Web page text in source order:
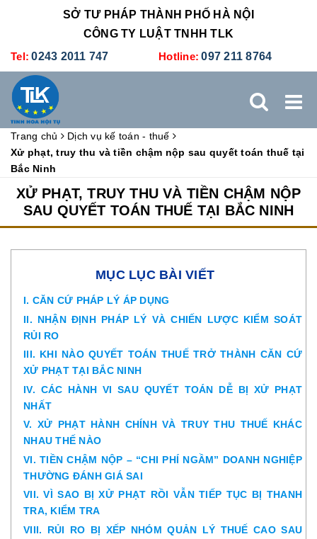
SỞ TƯ PHÁP THÀNH PHỐ HÀ NỘI
CÔNG TY LUẬT TNHH TLK
Tel: 0243 2011 747 Hotline: 097 211 8764
DỊCH VỤ KẾ TOÁN - THUẾ XÚC TIẾN THƯƠNG MẠI
Trang chủ
Dịch vụ kế toán - thuế
Xử phạt, truy thu và tiền chậm nộp sau quyết toán thuế tại
Bắc Ninh
XỬ PHẠT, TRUY THU VÀ TIỀN CHẬM NỘP
SAU QUYẾT TOÁN THUẾ TẠI BẮC NINH
MỤC LỤC BÀI VIẾT
I. CĂN CỨ PHÁP LÝ ÁP DỤNG
II. NHẬN ĐỊNH PHÁP LÝ VÀ CHIẾN LƯỢC KIỂM SOÁT
RỦI RO
III. KHI NÀO QUYẾT TOÁN THUẾ TRỞ THÀNH CĂN CỨ
XỬ PHẠT TẠI BẮC NINH
IV. CÁC HÀNH VI SAU QUYẾT TOÁN DỄ BỊ XỬ PHẠT
NHẤT
V. XỬ PHẠT HÀNH CHÍNH VÀ TRUY THU THUẾ KHÁC
NHAU THẾ NÀO
VI. TIỀN CHẬM NỘP – “CHI PHÍ NGẦM” DOANH NGHIỆP
THƯỜNG ĐÁNH GIÁ SAI
VII. VÌ SAO BỊ XỬ PHẠT RỒI VẪN TIẾP TỤC BỊ THANH
TRA, KIỂM TRA
VIII. RỦI RO BỊ XẾP NHÓM QUẢN LÝ THUẾ CAO SAU